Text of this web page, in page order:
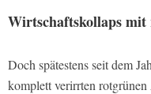
Wirtschaftskollaps
Doch spätestens seit dem
komplett verirrten